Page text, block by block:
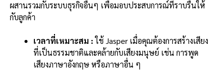
ผสานรวมกับระบบธุรกิจอื่นๆ เพื่อมอบประสบการณ์ที่ราบรื่นให้
กับลูกค้า
เวลาที่เหมาะสม :ใช้ Jasper เมื่อคุณต้องการสร้างเสียง
ที่เป็นธรรมชาติและคล้ายกับเสียงมนุษย์ เช่น การพูด
เสียงภาษาอังกฤษ หรือภาษาอื่น ๆ